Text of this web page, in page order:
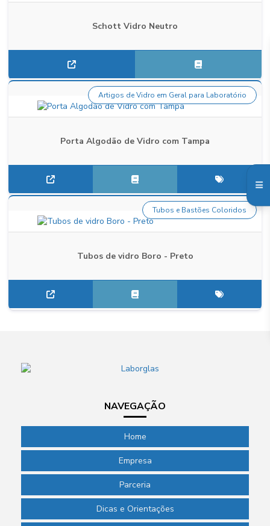
Schott Vidro Neutro
Porta Algodão de Vidro com Tampa
Artigos de Vidro em Geral para Laboratório
Tubos de vidro Boro - Preto
Tubos e Bastões Coloridos
NAVEGAÇÃO
Home
Empresa
Parceria
Dicas e Orientações